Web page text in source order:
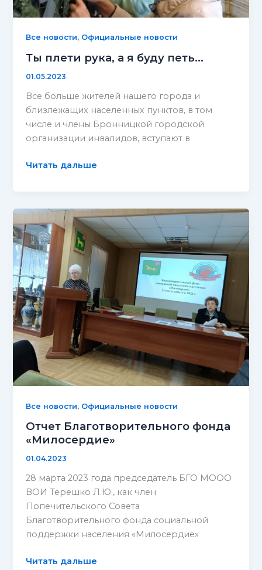
Все новости, Официальные новости
Ты плети рука, а я буду петь…
01.05.2023
Все больше жителей нашего города и
близлежащих населенных пунктов, в том
числе и члены Бронницкой городской
организации инвалидов, вступают в
Ты
а
я
буду
петь…
Читать дальше
Все новости, Официальные новости
Отчет Благотворительного фонда
«Милосердие»
01.04.2023
28 марта 2023 года председатель БГО МООО
ВОИ Терешко Л.Ю., как член
Попечительского Совета
Благотворительного фонда социальной
поддержки населения «Милосердие»
Отчет
Читать дальше